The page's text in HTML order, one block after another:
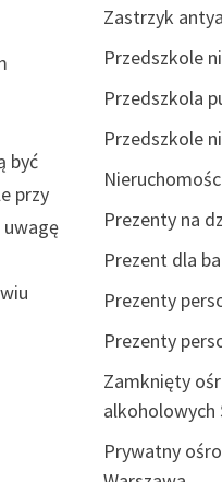
być
przy
Zastrzyk
Przedszkole
Przedszkola
Przedszkole
Prezenty na
Prezent dla
Prezenty
Prezenty
Zamknięty
alkoholowych
Prywatny